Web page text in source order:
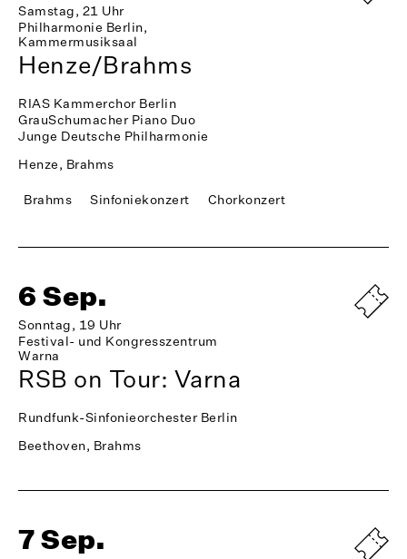
Samstag, 21 Uhr
Philharmonie Berlin,
Kammermusiksaal
Henze/Brahms
RIAS Kammerchor Berlin
GrauSchumacher Piano Duo
Junge Deutsche Philharmonie
Henze, Brahms
Brahms Sinfoniekonzert Chorkonzert
6 Sep.
Sonntag, 19 Uhr
Festival- und Kongresszentrum
Warna
RSB on Tour: Varna
Rundfunk-Sinfonieorchester Berlin
Beethoven, Brahms
7 Sep.